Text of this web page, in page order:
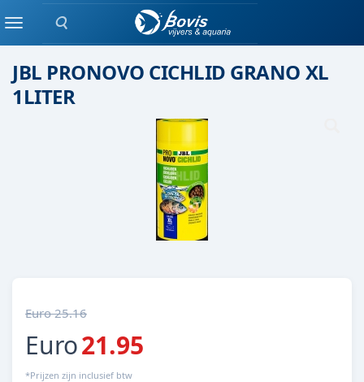
Zoeken
MenuDroog voer
JBL PRONOVO CICHLID GRANO XL
1LITER
Euro 25.16
Euro21.95
*Prijzen zijn inclusief btw